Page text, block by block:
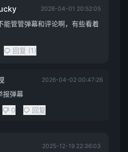
2026-04-01 20:52:05
能管管弹幕和评论啊，有些看着
回复 (1)
2026-04-02 00:47:26
报弹幕
0 回复
2025-12-19 22:36:03